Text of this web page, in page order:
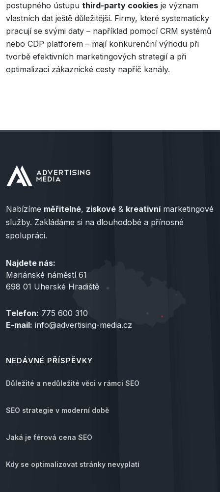
postupného ústupu third-party cookies je význam
vlastních dat ještě důležitější. Firmy, které systematicky
pracují se svými daty – například pomocí CRM systémů
nebo CDP platforem – mají konkurenční výhodu při
tvorbě efektivních marketingových strategií a při
optimalizaci zákaznické cesty napříč kanály.
Nabízíme měřitelné, ziskové & kreativnímarketingové
služby. Zakládáme si na dlouhodobé a přínosné
spolupráci.
Najdete nás:
Mariánské náměstí 61
698 01 Uherské Hradiště
Telefon: 775 600 310
E-mail: info@advertising-media.cz
NEDÁVNÉ PŘÍSPĚVKY
Důležité a nedůležité věci v rámci SEO
SEO strategie v moderní době
Jaká je férová cena SEO
Kdy se optimalizovat stránky nevyplatí